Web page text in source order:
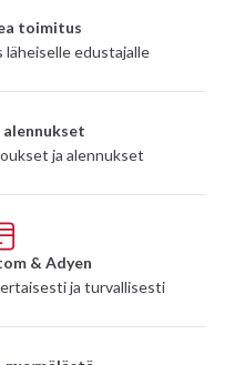
toimitus
läheiselle edustajalle
alennukset
ja alennukset
& Adyen
ja turvallisesti